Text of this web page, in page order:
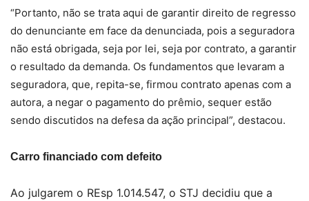
“Portanto, não se trata aqui de garantir direito de regresso
do denunciante em face da denunciada, pois a seguradora
não está obrigada, seja por lei, seja por contrato, a garantir
o resultado da demanda. Os fundamentos que levaram a
seguradora, que, repita-se, firmou contrato apenas com a
autora, a negar o pagamento do prêmio, sequer estão
sendo discutidos na defesa da ação principal”, destacou.
Carro financiado com defeito
Ao julgarem o REsp 1.014.547, o STJ decidiu que a